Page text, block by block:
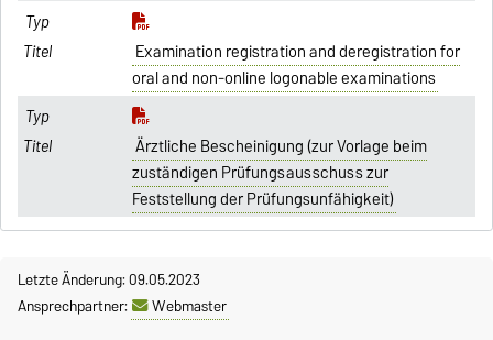
Examination registration and deregistration for
oral and non-online logonable examinations
Ärztliche Bescheinigung (zur Vorlage beim
zuständigen Prüfungsausschuss zur
Feststellung der Prüfungsunfähigkeit)
Letzte Änderung: 09.05.2023
Ansprechpartner:
Webmaster